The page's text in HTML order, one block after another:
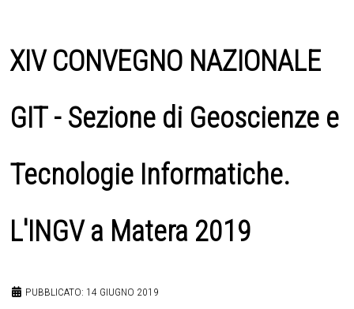
XIV CONVEGNO NAZIONALE
GIT - Sezione di Geoscienze e
Tecnologie Informatiche.
L'INGV a Matera 2019
PUBBLICATO: 14 GIUGNO 2019